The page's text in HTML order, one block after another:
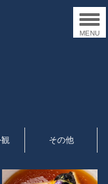
MENU
その他